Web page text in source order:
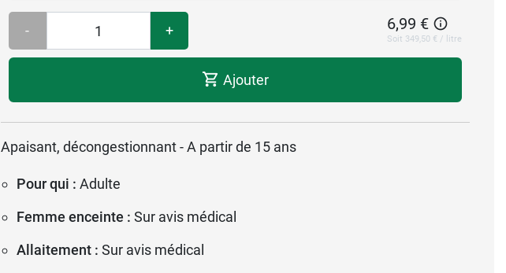
- + 6,99 €
Soit 349,50 € / litre
Ajouter
Apaisant, décongestionnant - A partir de 15 ans
Pour qui : Adulte
Femme enceinte : Sur avis médical
Allaitement : Sur avis médical